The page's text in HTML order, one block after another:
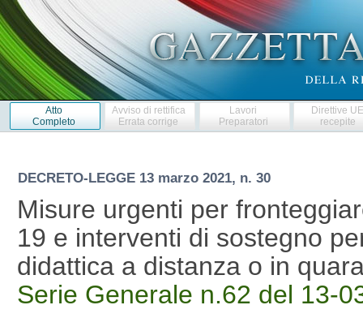
Atto
Completo
Avviso di rettifica
Errata corrige
Lavori
Preparatori
Direttive
recepite
DECRETO-LEGGE 13 marzo 2021, n. 30
Misure urgenti per
19 e interventi di sostegno
didattica a distanza o in
Serie Generale n.62 del 13-